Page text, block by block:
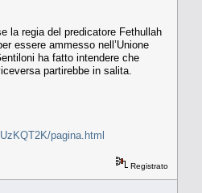
la regia del predicatore Fethullah
essere ammesso nell’Unione
ha fatto intendere che
partirebbe in salita.
pagina.html
Registrato